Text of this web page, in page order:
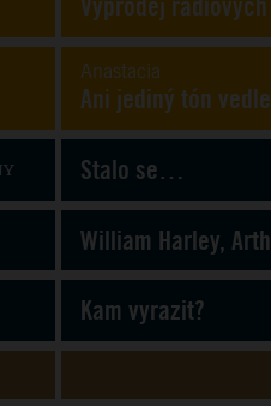
Anastacia
Ani jediný tón vedle
Stalo se…
William Harley,
Kam vyrazit?